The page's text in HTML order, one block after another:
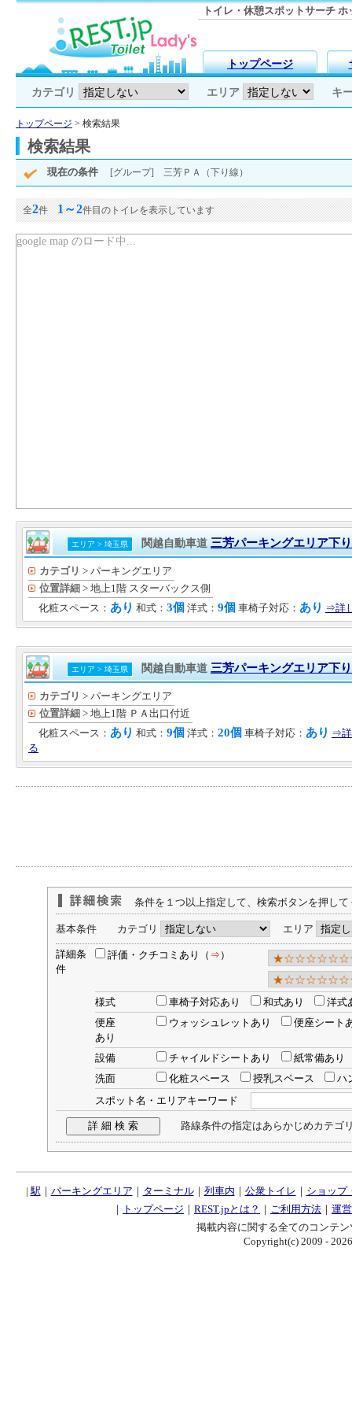
トイレ・休憩スポットサーチ
トップページ
カテゴリ エリア キ
トップページ > 検索結果
検索結果
現在の条件 [グループ] 三芳ＰＡ（下り線）
全2件1～2件目のトイレを表示しています
google map のロード中...
エリア > 埼玉県 関越自動車道 三芳パーキングエリア下
カテゴリ > パーキングエリア
位置詳細 > 地上1階 スターバックス側
化粧スペース： あり 和式： 3個 洋式： 9個 車椅子対応： あり ⇒詳
エリア > 埼玉県 関越自動車道 三芳パーキングエリア下
カテゴリ > パーキングエリア
位置詳細 > 地上1階 ＰＡ出口付近
化粧スペース： あり 和式： 9個 洋式： 20個 車椅子対応： あり ⇒詳
る
条件を１つ以上指定して、検索ボタンを押して
基本条件 カテゴリ エリア
詳細条
件
評価・クチコミあり（ ⇒ ）
様式 車椅子対応あり 和式あり
洋
便座
ウォッシュレットあり
便座シー
あり
設備
チャイルドシートあり
紙常備あ
洗面
化粧スペース 授乳スペース
ハ
スポット名・エリアキーワード
路線条件の指定はあらかじめカテゴ
|駅 ｜ パーキングエリア ｜ ターミナル｜ 列車内 ｜ 公衆トイレ ｜ ショップ
｜
トップページ ｜ REST.jpとは？ ｜ ご利用方法 ｜ 運
掲載内容に関する全てのコンテ
Copyright(c) 2009 -